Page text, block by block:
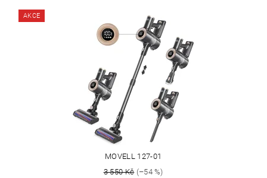
AKCE
MOVELL 127-01
3 550 Kč(–54 %)